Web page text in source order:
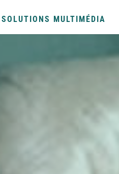
SOLUTIONS MULTIMÉDIA